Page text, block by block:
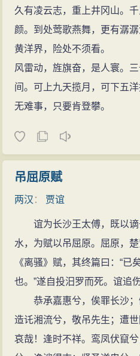
久有凌云志，重上井冈山。
颜。到处莺歌燕舞，更有潺
黄洋界，险处不须看。
风雷动，旌旗奋，是人寰。
间。可上九天揽月，可下五
无难事，只要肯登攀。
吊屈原赋
两汉 ： 贾谊
谊为长沙王太傅，既以谪
水，为赋以吊屈原。屈原，
《离骚》赋，其终篇曰：“已
也。”遂自投汨罗而死。谊追
恭承嘉惠兮，俟罪长沙；
造讬湘流兮，敬吊先生；遭
哀哉！逢时不祥。鸾凤伏竄